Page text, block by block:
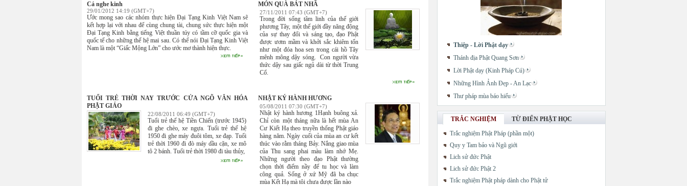
Cá nghe kinh
29/01/2012 14:19 (GMT+7)
Ước mong sao các nhóm thực hiện Đại Tạng Kinh Việt Nam sẽ
kết hợp lại với nhau để cùng chung tài, chung sức thực hiện một
Đại Tạng Kinh bằng tiếng Việt thuần túy có tầm cỡ quốc gia và
quốc tế cho những thế hệ mai sau. Có thể nói Đại Tạng Kinh Việt
Nam là một “Giấc Mộng Lớn” cho ước mơ thành hiện thực.
MÓN QUÀ BÁT NHÃ
27/11/2011 07:43 (GMT+7)
Trong đời sống tâm linh của thế giới
phương Tây, một thế giới đầy năng động
của sự thay đổi và sáng tạo, đạo Phật
được ươm mầm và khởi sắc khiêm tốn
như một đóa hoa sen trong cái hồ Tây
mênh mông dậy sóng. Con người vừa
thức dậy sau giấc ngủ dài từ thời Trung
Cổ.
TUỔI TRẺ THỜI NAY TRƯỚC CỬA NGÕ VĂN HÓA
PHẬT GIÁO
22/08/2011 06:49 (GMT+7)
Tuổi trẻ thế hệ Tiền Chiến (trước 1945)
đi ghe chèo, xe ngựa. Tuổi trẻ thế hệ
1950 đi ghe máy đuôi tôm, xe đạp. Tuổi
trẻ thời 1960 đi đò máy dầu cặn, xe mô
tô 2 bánh. Tuổi trẻ thời 1980 đi tàu thủy,
NHẬT KÝ HÀNH HƯƠNG
05/08/2011 07:30 (GMT+7)
Nhật ký hành hương 1Hạnh buông xả.
Chỉ còn một tháng nữa là hết mùa An
Cư Kiết Hạ theo truyền thống Phật giáo
hàng năm. Ngày cuối của mùa an cư kết
thúc vào rằm tháng Bảy. Nắng giao mùa
của Thu sang phai màu làm nhớ Mẹ.
Những người theo đạo Phật thường
chọn thời điểm nầy để tu học và làm
công quả. Sống ở xứ Mỹ đã ba chục
mùa Kết Hạ mà tôi chưa được lần nào
Thiệp - Lời Phật dạy
Thánh địa Phật Quang Sơn
Lời Phật dạy (Kinh Pháp Cú)
Những Hình Ảnh Đẹp - An Lạc
Thư pháp mùa báo hiếu
TRẮC NGHIỆM
TỪ ĐIỂN PHẬT HỌC
Trắc nghiệm Phật Pháp (phần một)
Quy y Tam bảo và Ngũ giới
Lich sử đức Phật
Lich sử đức Phật 2
Trắc nghiệm Phật pháp dành cho Phật tử